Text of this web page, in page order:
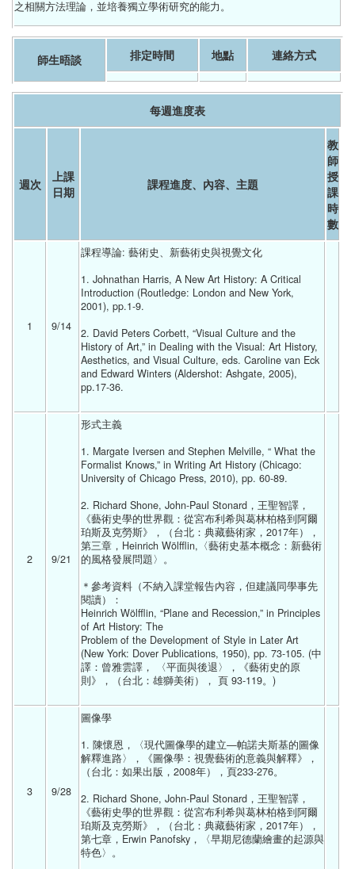
之相關方法理論，並培養獨立學術研究的能力。
師生晤談 排定時間 地點 連絡方式
每週進度表
週次
上課
日期
課程進度、內容、主題
教
師
授
課
時
數
1 9/14
課程導論: 藝術史、新藝術史與視覺文化
1. Johnathan Harris, A New Art History: A Critical
Introduction (Routledge: London and New York,
2001), pp.1-9.
2. David Peters Corbett, “Visual Culture and the
History of Art,” in Dealing with the Visual: Art History,
Aesthetics, and Visual Culture, eds. Caroline van Eck
and Edward Winters (Aldershot: Ashgate, 2005),
pp.17-36.
2 9/21
形式主義
1. Margate Iversen and Stephen Melville, “ What the
Formalist Knows,” in Writing Art History (Chicago:
University of Chicago Press, 2010), pp. 60-89.
2. Richard Shone, John-Paul Stonard，王聖智譯，
《藝術史學的世界觀：從宮布利希與葛林柏格到阿爾
珀斯及克勞斯》，（台北：典藏藝術家，2017年），
第三章，Heinrich Wölfflin,〈藝術史基本概念：新藝術
的風格發展問題〉。
＊參考資料（不納入課堂報告內容，但建議同學事先
閱讀）：
Heinrich Wölfflin, “Plane and Recession,” in Principles
of Art History: The
Problem of the Development of Style in Later Art
(New York: Dover Publications, 1950), pp. 73-105. (中
譯：曾雅雲譯， 〈平面與後退〉，《藝術史的原
則》，（台北：雄獅美術）， 頁 93-119。)
3 9/28
圖像學
1. 陳懷恩，〈現代圖像學的建立—帕諾夫斯基的圖像
解釋進路〉，《圖像學：視覺藝術的意義與解釋》，
（台北：如果出版，2008年），頁233-276。
2. Richard Shone, John-Paul Stonard，王聖智譯，
《藝術史學的世界觀：從宮布利希與葛林柏格到阿爾
珀斯及克勞斯》，（台北：典藏藝術家，2017年），
第七章，Erwin Panofsky，〈早期尼德蘭繪畫的起源與
特色〉。